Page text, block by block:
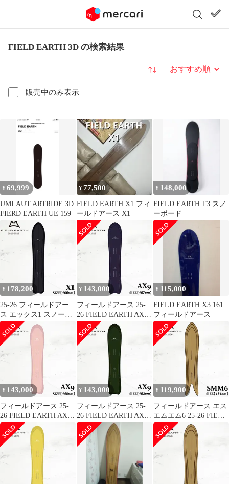
FIELD EARTH 3D の検索結果
販売中のみ表示
並び替え
¥69,999
UMLAUT ARTRIDE 3D
FIERD EARTH UE 159
¥77,500
FIELD EARTH X1 フィ
ールドアース X1
¥ 148,000
FIELD EARTH T3 スノ
ーボード
¥ 178,200
25-26 フィールドアー
ス エックス1 スノーボ
ード 板 FIELD EARTH
X1 165cm パウダー フ
リーライド カービング
メンズ スノボ 2026 日
¥ 143,000
フィールドアース 25-
26 FIELD EARTH AX9
PURPLE Mid 3D LINE
スノーボード パウダー
フリーライド カービン
グ 日本正規品
¥ 115,000
FIELD EARTH X3 161
フィールドアース
¥ 143,000
フィールドアース 25-
26 FIELD EARTH AX9
PINK Mid 3D LINE ス
ノーボード パウダー フ
リーライド カービング
日本正規品
¥ 143,000
フィールドアース 25-
26 FIELD EARTH AX9
GREEN Mid 3D LINE
スノーボード パウダー
フリーライド カービン
グ 日本正規品
¥ 119,900
フィールドアース エス
エムエム6 25-26 FIELD
EARTH SMM6 BEIGE
BAMBOO LINE 3D
CORE スノーボード パ
ウダー フリーライド 日